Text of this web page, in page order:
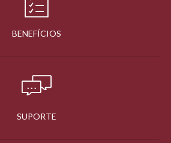
BENEFÍCIOS
SUPORTE